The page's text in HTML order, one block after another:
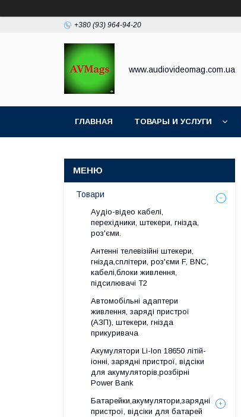
+380 (93) 964-94-20
www.audiovideomag.com.ua
ГЛАВНАЯ ТОВАРЫ И УСЛУГИ
Товари
Аудіо-відео кабелі,
перехідники, штекери, гнізда,
роз'єми.
Антенні телевізійні штекери,
гнізда,сплітери, роз'єми F, BNC,
кабелі,блоки живлення,
підсилювачі Т2
Автомобільні адаптери
живлення, заряді пристрої
(АЗП), штекери, гнізда
прикуривача
Акумулятори Li-Ion 18650 літій-
іонні, зарядні пристрої, відсіки
для акумуляторів,розбірні
Power Bank
Батарейки,акумулятори,зарядні
пристрої, відсіки для батарей